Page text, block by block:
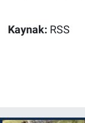
Kaynak: RSS